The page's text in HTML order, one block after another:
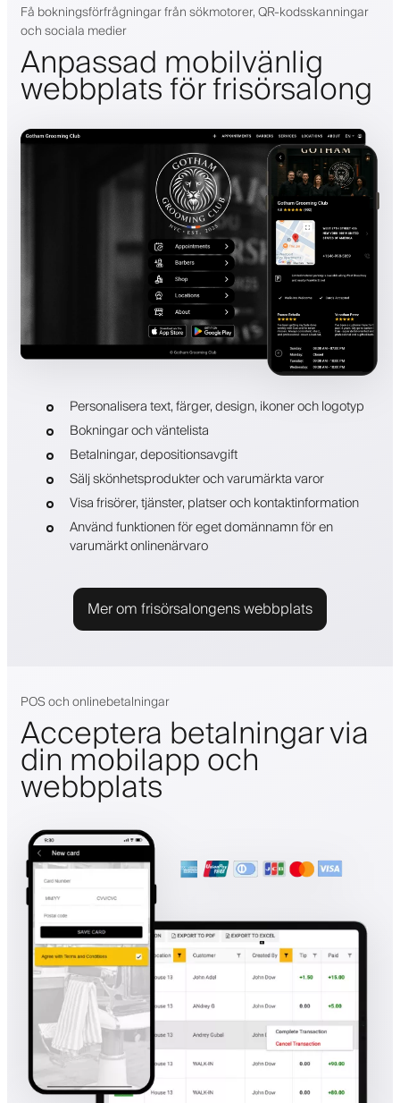
Få bokningsförfrågningar från sökmotorer, QR-kodsskanningar
och sociala medier
Anpassad mobilvänlig
webbplats för frisörsalong
Personalisera text, färger, design, ikoner och logotyp
Bokningar och väntelista
Betalningar, depositionsavgift
Sälj skönhetsprodukter och varumärkta varor
Visa frisörer, tjänster, platser och kontaktinformation
Använd funktionen för eget domännamn för en
varumärkt onlinenärvaro
Mer om frisörsalongens webbplats
POS och onlinebetalningar
Acceptera betalningar via
din mobilapp och
webbplats